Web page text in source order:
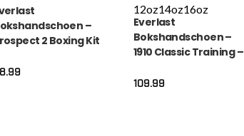
–
2 Boxing Kit
12oz14oz16oz
Everlast
Bokshandschoen –
1910 Classic Training –
109.99